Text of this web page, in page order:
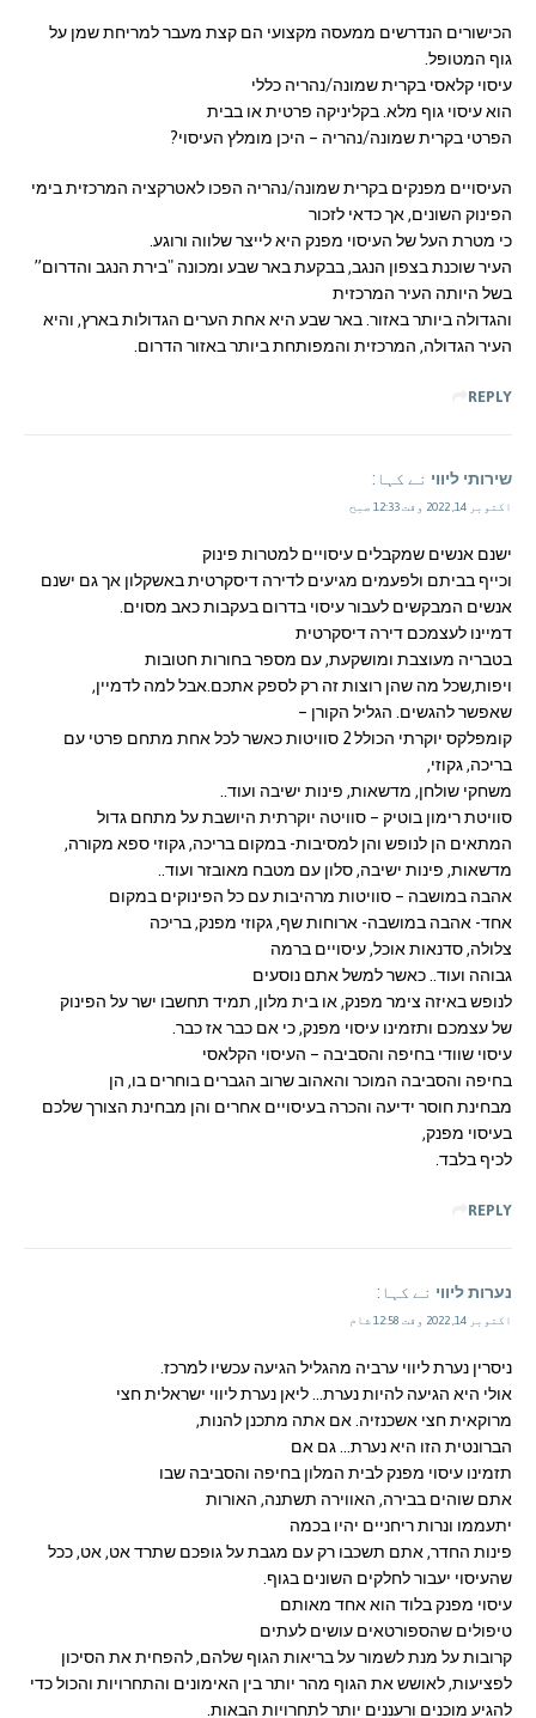
הכישורים הנדרשים ממעסה מקצועי הם קצת מעבר למריחת שמן על
גוף המטופל.
עיסוי קלאסי בקרית שמונה/נהריה כללי
הוא עיסוי גוף מלא. בקליניקה פרטית או בבית
הפרטי בקרית שמונה/נהריה – היכן מומלץ העיסוי?
העיסויים מפנקים בקרית שמונה/נהריה הפכו לאטרקציה המרכזית בימי
הפינוק השונים, אך כדאי לזכור
כי מטרת העל של העיסוי מפנק היא לייצר שלווה ורוגע.
העיר שוכנת בצפון הנגב, בבקעת באר שבע ומכונה "בירת הנגב והדרום”
בשל היותה העיר המרכזית
והגדולה ביותר באזור. באר שבע היא אחת הערים הגדולות בארץ, והיא
העיר הגדולה, המרכזית והמפותחת ביותר באזור הדרום.
REPLY
שירותי ליווי نے کہا:
اکتوبر 14, 2022 وقت 12:33 صبح
ישנם אנשים שמקבלים עיסויים למטרות פינוק
וכייף בביתם ולפעמים מגיעים לדירה דיסקרטית באשקלון אך גם ישנם
אנשים המבקשים לעבור עיסוי בדרום בעקבות כאב מסוים.
דמיינו לעצמכם דירה דיסקרטית
בטבריה מעוצבת ומושקעת, עם מספר בחורות חטובות
ויפות,שכל מה שהן רוצות זה רק לספק אתכם.אבל למה לדמיין,
שאפשר להגשים. הגליל הקורן –
קומפלקס יוקרתי הכולל 2 סוויטות כאשר לכל אחת מתחם פרטי עם
בריכה, גקוזי,
משחקי שולחן, מדשאות, פינות ישיבה ועוד..
סוויטת רימון בוטיק – סוויטה יוקרתית היושבת על מתחם גדול
המתאים הן לנופש והן למסיבות- במקום בריכה, גקוזי ספא מקורה,
מדשאות, פינות ישיבה, סלון עם מטבח מאובזר ועוד..
אהבה במושבה – סוויטות מרהיבות עם כל הפינוקים במקום
אחד- אהבה במושבה- ארוחות שף, גקוזי מפנק, בריכה
צלולה, סדנאות אוכל, עיסויים ברמה
גבוהה ועוד.. כאשר למשל אתם נוסעים
לנופש באיזה צימר מפנק, או בית מלון, תמיד תחשבו ישר על הפינוק
של עצמכם ותזמינו עיסוי מפנק, כי אם כבר אז כבר.
עיסוי שוודי בחיפה והסביבה – העיסוי הקלאסי
בחיפה והסביבה המוכר והאהוב שרוב הגברים בוחרים בו, הן
מבחינת חוסר ידיעה והכרה בעיסויים אחרים והן מבחינת הצורך שלכם
בעיסוי מפנק,
לכיף בלבד.
REPLY
נערות ליווי نے کہا:
اکتوبر 14, 2022 وقت 12:58 شام
ניסרין נערת ליווי ערביה מהגליל הגיעה עכשיו למרכז.
אולי היא הגיעה להיות נערת… ליאן נערת ליווי ישראלית חצי
מרוקאית חצי אשכנזיה. אם אתה מתכנן להנות,
הברונטית הזו היא נערת… גם אם
תזמינו עיסוי מפנק לבית המלון בחיפה והסביבה שבו
אתם שוהים בבירה, האווירה תשתנה, האורות
יתעממו ונרות ריחניים יהיו בכמה
פינות החדר, אתם תשכבו רק עם מגבת על גופכם שתרד אט, אט, ככל
שהעיסוי יעבור לחלקים השונים בגוף.
עיסוי מפנק בלוד הוא אחד מאותם
טיפולים שהספורטאים עושים לעתים
קרובות על מנת לשמור על בריאות הגוף שלהם, להפחית את הסיכון
לפציעות, לאושש את הגוף מהר יותר בין האימונים והתחרויות והכול כדי
להגיע מוכנים ורעננים יותר לתחרויות הבאות.